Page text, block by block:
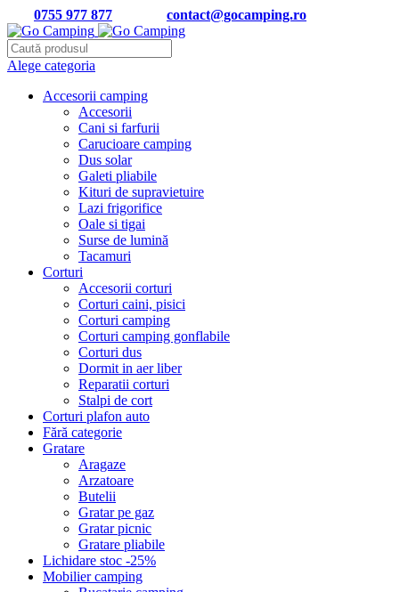
0755 977 877 contact@gocamping.ro
Alege categoria
Accesorii camping
Accesorii
Cani si farfurii
Carucioare camping
Dus solar
Galeti pliabile
Kituri de supravietuire
Lazi frigorifice
Oale si tigai
Surse de lumină
Tacamuri
Corturi
Accesorii corturi
Corturi caini, pisici
Corturi camping
Corturi camping gonflabile
Corturi dus
Dormit in aer liber
Reparatii corturi
Stalpi de cort
Corturi plafon auto
Fără categorie
Gratare
Aragaze
Arzatoare
Butelii
Gratar pe gaz
Gratar picnic
Gratare pliabile
Lichidare stoc -25%
Mobilier camping